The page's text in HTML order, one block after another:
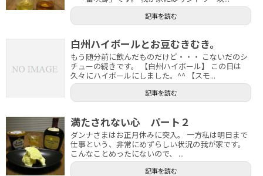
記事を読む
白州ハイボールとお豆むきむき。
もう随分前に飲んだものだけど・・・ こないだのシ
チューの続きです。 【白州ハイボール】 この日は
久々にハイボールにしました。^^ 【スモ...
記事を読む
満たされない心 パート２
ダンナさまはお正月休みに突入。 一方私は明日まで
仕事という、非常にめずらしい状況の我が家です。
こんなことめったにないので、 ...
記事を読む